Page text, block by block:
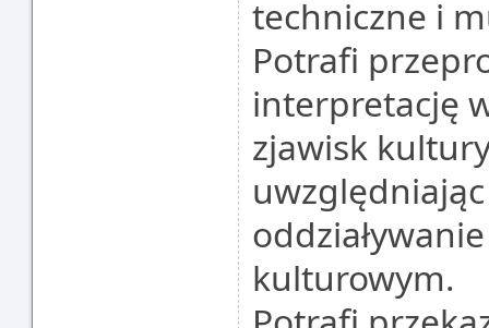
techniczne i
Potrafi
interpretację
zjawisk
kulturowym.